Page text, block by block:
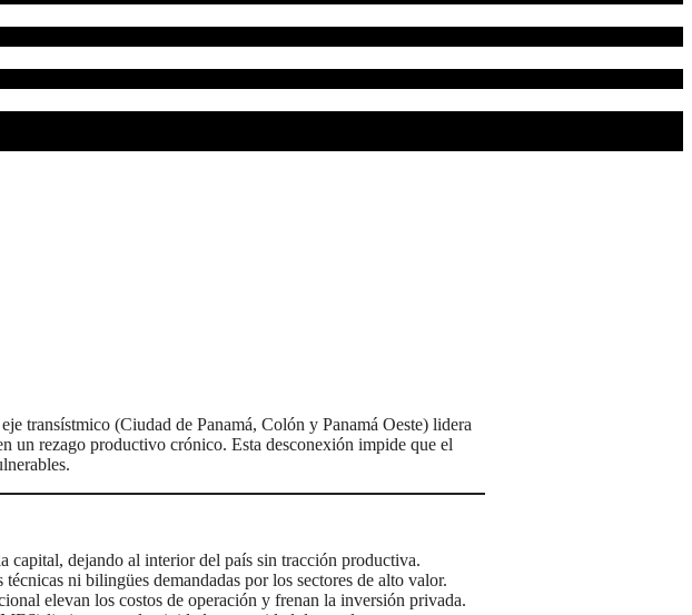
transístmico (Ciudad de Panamá, Colón y Panamá Oeste) lidera
un rezago productivo crónico. Esta desconexión impide que el
capital, dejando al interior del país sin tracción productiva.
ni bilingües demandadas por los sectores de alto valor.
elevan los costos de operación y frenan la inversión privada.